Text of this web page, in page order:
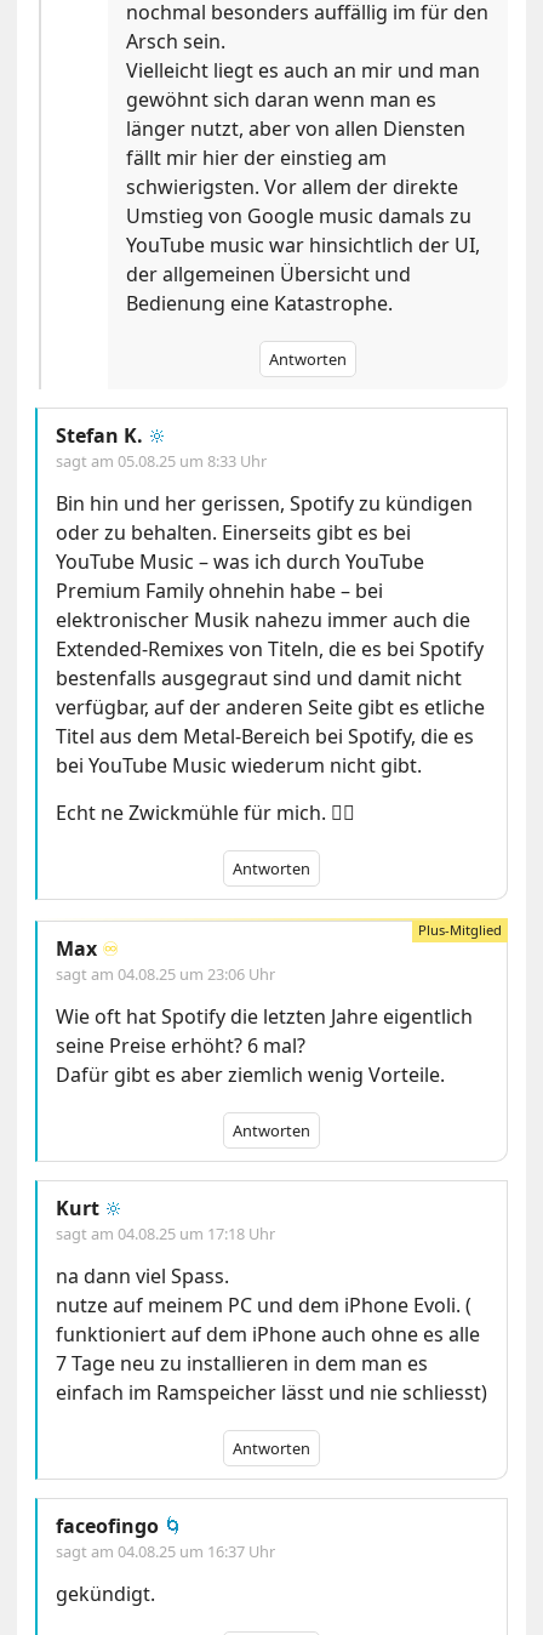
nochmal besonders auffällig im für den
Arsch sein.
Vielleicht liegt es auch an mir und man
gewöhnt sich daran wenn man es
länger nutzt, aber von allen Diensten
fällt mir hier der einstieg am
schwierigsten. Vor allem der direkte
Umstieg von Google music damals zu
YouTube music war hinsichtlich der UI,
der allgemeinen Übersicht und
Bedienung eine Katastrophe.
Antworten
Stefan K. 🔆
sagt am05.08.25 um 8:33 Uhr
Bin hin und her gerissen, Spotify zu kündigen
oder zu behalten. Einerseits gibt es bei
YouTube Music – was ich durch YouTube
Premium Family ohnehin habe – bei
elektronischer Musik nahezu immer auch die
Extended-Remixes von Titeln, die es bei Spotify
bestenfalls ausgegraut sind und damit nicht
verfügbar, auf der anderen Seite gibt es etliche
Titel aus dem Metal-Bereich bei Spotify, die es
bei YouTube Music wiederum nicht gibt.
Echt ne Zwickmühle für mich. 😵‍💫
Antworten
Max ♾️
sagt am04.08.25 um 23:06 Uhr
Wie oft hat Spotify die letzten Jahre eigentlich
seine Preise erhöht? 6 mal?
Dafür gibt es aber ziemlich wenig Vorteile.
Antworten
Kurt 🔆
sagt am04.08.25 um 17:18 Uhr
na dann viel Spass.
nutze auf meinem PC und dem iPhone Evoli. (
funktioniert auf dem iPhone auch ohne es alle
7 Tage neu zu installieren in dem man es
einfach im Ramspeicher lässt und nie schliesst)
Antworten
faceofingo 🌀
sagt am04.08.25 um 16:37 Uhr
gekündigt.